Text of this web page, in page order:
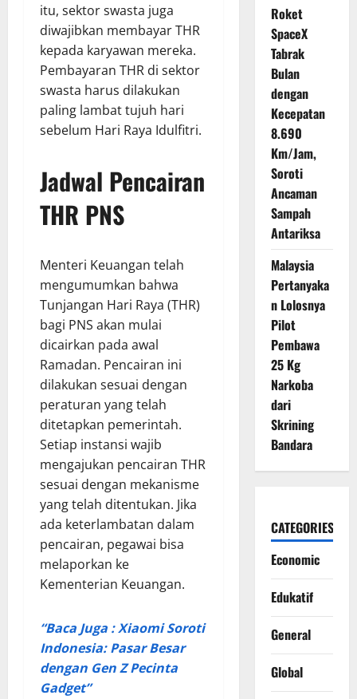
itu, sektor swasta juga
diwajibkan membayar THR
kepada karyawan mereka.
Pembayaran THR di sektor
swasta harus dilakukan
paling lambat tujuh hari
sebelum Hari Raya Idulfitri.
Jadwal Pencairan
THR PNS
Menteri Keuangan telah
mengumumkan bahwa
Tunjangan Hari Raya (THR)
bagi PNS akan mulai
dicairkan pada awal
Ramadan. Pencairan ini
dilakukan sesuai dengan
peraturan yang telah
ditetapkan pemerintah.
Setiap instansi wajib
mengajukan pencairan THR
sesuai dengan mekanisme
yang telah ditentukan. Jika
ada keterlambatan dalam
pencairan, pegawai bisa
melaporkan ke
Kementerian Keuangan.
“Baca Juga : Xiaomi Soroti
Indonesia: Pasar Besar
dengan Gen Z Pecinta
Gadget”
Roket
SpaceX
Tabrak
Bulan
dengan
Kecepatan
8.690
Km/Jam,
Soroti
Ancaman
Sampah
Antariksa
Malaysia
Pertanyaka
n Lolosnya
Pilot
Pembawa
25 Kg
Narkoba
dari
Skrining
Bandara
CATEGORIES
Economic
Edukatif
General
Global